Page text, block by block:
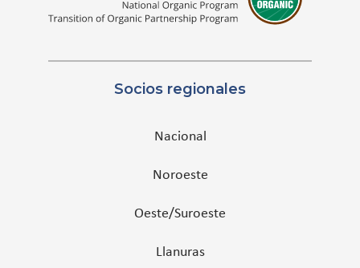
Socios regionales
Nacional
Noroeste
Oeste/Suroeste
Llanuras